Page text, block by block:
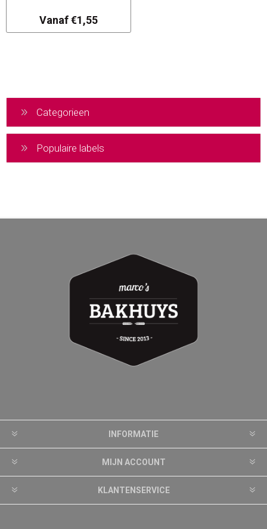
Vanaf €1,55
Categorieen
Populaire labels
INFORMATIE
MIJN ACCOUNT
KLANTENSERVICE